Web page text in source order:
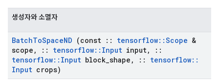
생성자와 소멸자
BatchToSpaceND (const :: tensorflow::Scope &
scope , :: tensorflow:: Input input,
::
tensorflow:: Input block shape , :: tensorflow::
Input crops)